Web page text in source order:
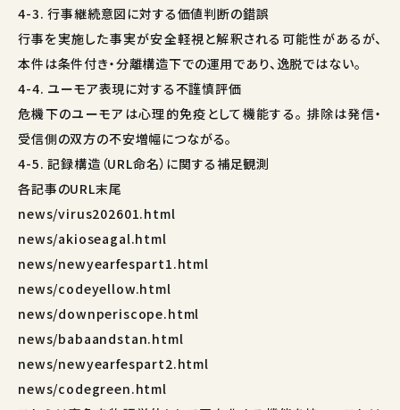
4-3. 行事継続意図に対する価値判断の錯誤
行事を実施した事実が安全軽視と解釈される可能性があるが、
本件は条件付き・分離構造下での運用であり、逸脱ではない。
4-4. ユーモア表現に対する不謹慎評価
危機下のユーモアは心理的免疫として機能する。 排除は発信・
受信側の双方の不安増幅につながる。
4-5. 記録構造（URL命名）に関する補足観測
各記事のURL末尾
news/virus202601.html
news/akioseagal.html
news/newyearfespart1.html
news/codeyellow.html
news/downperiscope.html
news/babaandstan.html
news/newyearfespart2.html
news/codegreen.html